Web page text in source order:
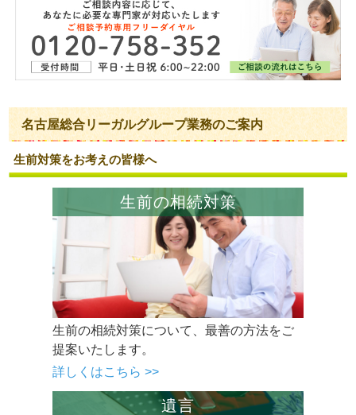
名古屋総合リーガルグループ業務のご案内
生前対策をお考えの皆様へ
生前の相続対策
生前の相続対策について、最善の方法をご
提案いたします。
詳しくはこちら >>
遺言